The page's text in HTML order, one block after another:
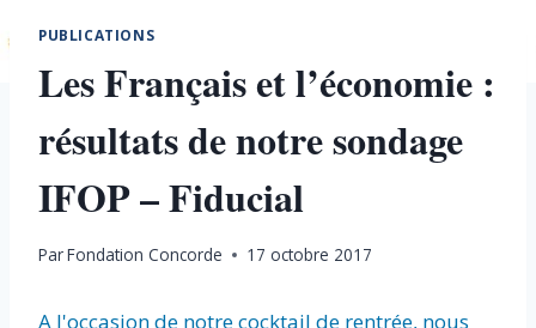
PUBLICATIONS
Les Français et l’économie :
résultats de notre sondage
IFOP – Fiducial
ParFondation Concorde 17 octobre 2017
A l'occasion de notre cocktail de rentrée, nous